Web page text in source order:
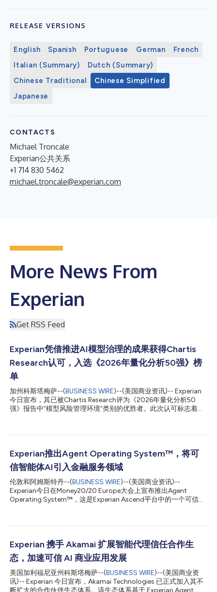
RELEASE VERSIONS
English Spanish Portuguese German
French
Italian (Summary)
Dutch (Summary)
Chinese Traditional
Chinese Simplified
Japanese
CONTACTS
Michael Troncale
Experian公共关系
+1 714 830 5462
michael.troncale@experian.com
More News From
Experian
Get RSS Feed
Experian凭借推进AI模型治理的成果获得Chartis
Research认可，入选《2026年量化分析50强》榜
单
加州科斯塔梅萨--(BUSINESS WIRE)--(美国商业资讯)-- Experian
今日宣布，其已被Chartis Research评为《2026年量化分析50
强》报告中“模型风险管理环境”类别的优胜者。此次认可标志着
位。 Experian首席AI官Vijay Mehta表示：“来自Chartis的这一认可
机构需要在不牺牲透明度、问责制或监管合规性的前提下扩大AI应
用规模。我们的愿景是提供一个集成的智能体平台，使组织能够自
信地将可信赖的AI投入运营，帮助他们从构建模型转向在企业规模
上部署可信赖的AI。” 该奖项表彰了Experian在模型风险管理方面
的综合方法，该方法允许组织在从开发到部署和持续监控的整个生
命周期中治理分析和AI模型。该解决方案建立在Experian Ascend
Platform™的基础之上，将可信赖的数据、特征工程、模型运营、
Experian推出Agent Operating System™，将可
信智能体AI引入金融服务领域
伦敦和阿姆斯特丹--(BUSINESS WIRE)--(美国商业资讯)--
Experian今日在Money20/20 Europe大会上宣布推出Agent
Operating System™，这是Experian Ascend平台中的一个可信智
变革决策制定、客户体验和日常运营。它通过共同的信任、语义和
Experian、客户和合作伙伴的AI智能体能够协同工作。 此次发布正
值金融服务公司加速投资AI，但在规模化应用方面仍面临重大障碍
之际。Experian的最新研究*显示，近一半(48%)的全球机构表示
将数据整合到AI工作流中仍然十分困难，三分之一指出数据沿袭不
明，另有三分之一表示数据分散在不同的团队和系统中。 与此同
时，消费者越来越愿意让AI代表自己行事，55%**的受访者愿意使
Experian 携手 Akamai 扩展智能代理信任合作生
态，加速可信 AI 商业应用发展
美国加利福尼亚州科斯塔梅萨--(BUSINESS WIRE)--(美国商业资
讯)-- Experian 今日宣布，Akamai Technologies 已正式加入其不
断扩大的合作伙伴生态体系。该生态体系基于 Experian Agent